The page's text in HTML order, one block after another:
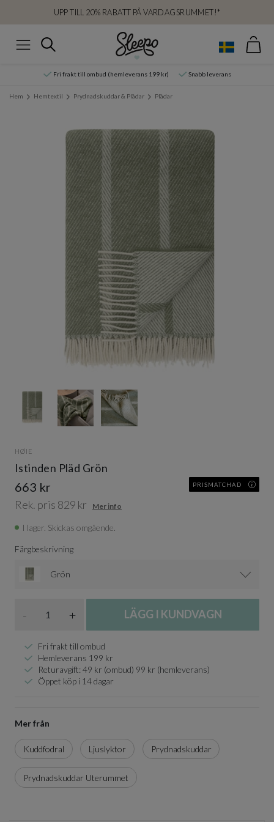
UPP TILL 20% RABATT PÅ VARDAGSRUMMET!*
Sök
Fri frakt till ombud (hemleverans 199 kr) Snabb leverans
Hem Hemtextil Prydnadskuddar & Plädar Plädar
HØIE
Istinden Pläd Grön
663 kr PRISMATCHAD
Rek. pris 829 kr Mer info
I lager. Skickas omgående.
Färgbeskrivning
Grön
- + LÄGG I KUNDVAGN
Fri frakt till ombud
Hemleverans 199 kr
Returavgift: 49 kr (ombud) 99 kr (hemleverans)
Öppet köp i 14 dagar
Mer från
Kuddfodral Ljuslyktor Prydnadskuddar
Prydnadskuddar Uterummet